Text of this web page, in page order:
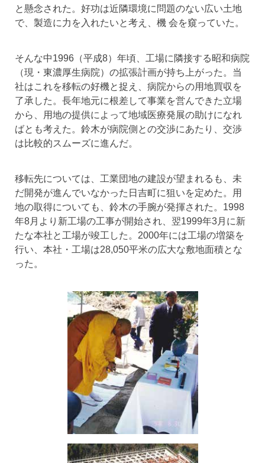
と懸念された。好功は近隣環境に問題のない広い土地
で、製造に力を入れたいと考え、機 会を窺っていた。
そんな中1996（平成8）年頃、工場に隣接する昭和病院
（現・東濃厚生病院）の拡張計画が持ち上がった。当
社はこれを移転の好機と捉え、病院からの用地買収を
了承した。長年地元に根差して事業を営んできた立場
から、用地の提供によって地域医療発展の助けになれ
ばとも考えた。鈴木が病院側との交渉にあたり、交渉
は比較的スムーズに進んだ。
移転先については、工業団地の建設が望まれるも、未
だ開発が進んでいなかった日吉町に狙いを定めた。用
地の取得についても、鈴木の手腕が発揮された。1998
年8月より新工場の工事が開始され、翌1999年3月に新
たな本社と工場が竣工した。2000年には工場の増築を
行い、本社・工場は28,050平米の広大な敷地面積とな
った。